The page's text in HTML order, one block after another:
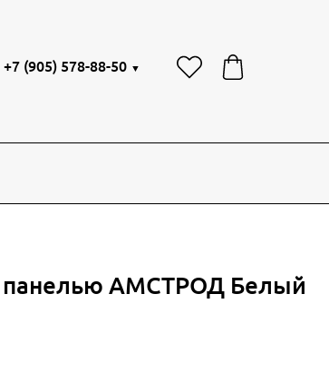
+7 (905) 578-88-50 ▼
панелью АМСТРОД Белый